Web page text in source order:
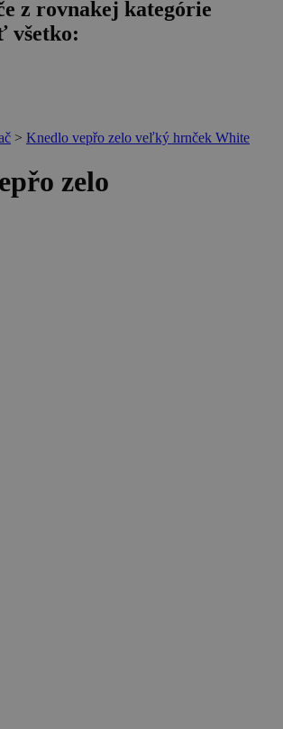
z rovnakej kategórie
všetko:
> Knedlo vepřo zelo veľký hrnček White
zelo